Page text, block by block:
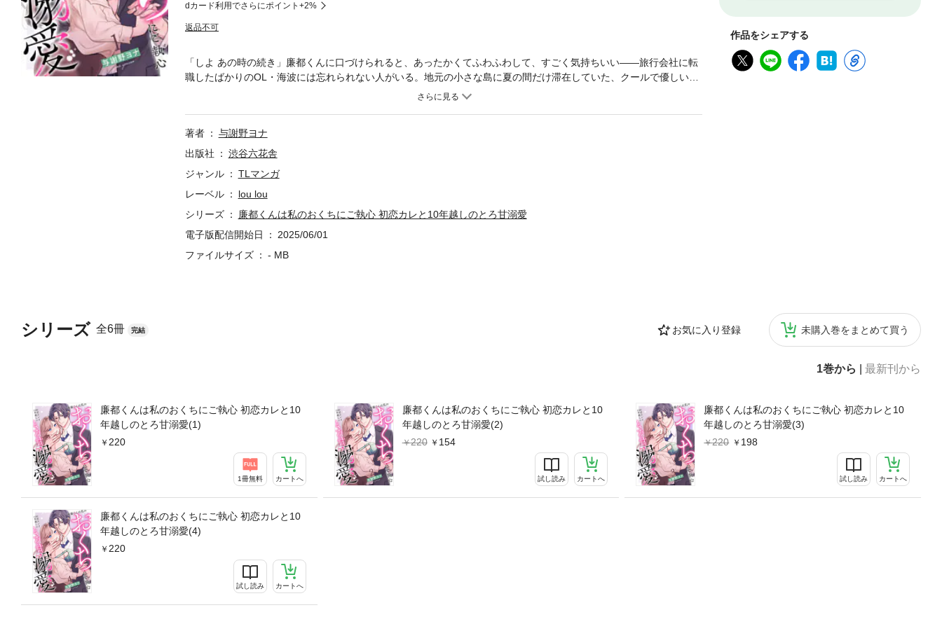
dカード利用でさらにポイント+2%
返品不可
作品をシェアする
シリーズ 全6冊 完結 お気に入り登録 未購入巻をまとめて買う
1巻から 最新刊から
廉都くんは私のおくちにご執心 初恋カレと10
年越しのとろ甘溺愛(1)
220
1冊無料 カートへ
廉都くんは私のおくちにご執心 初恋カレと10
年越しのとろ甘溺愛(2)
220
154
試し読み カートへ
廉都くんは私のおくちにご執心 初恋カレと10
年越しのとろ甘溺愛(3)
220
198
試し読み カートへ
廉都くんは私のおくちにご執心 初恋カレと10
年越しのとろ甘溺愛(4)
220
試し読み カートへ
「しよ あの時の続き」廉都くんに口づけられると、あったかくてふわふわして、すごく気持ちいい――旅行会社に転
職したばかりのOL・海波には忘れられない人がいる。地元の小さな島に夏の間だけ滞在していた、クールで優しい男
の子・廉都くん。楽しいことも悪いことも2人で共有した17歳の青い初恋…。10年間連絡が途絶えていたのに、まさ
の子との10年ぶりの再会から始まるとろ甘溺愛ストーリー！
著者
与謝野ヨナ
出版社
渋谷六花舎
ジャンル
TLマンガ
レーベル
lou lou
シリーズ
廉都くんは私のおくちにご執心 初恋カレと10年越しのとろ甘溺愛
電子版配信開始日
2025/06/01
ファイルサイズ
- MB